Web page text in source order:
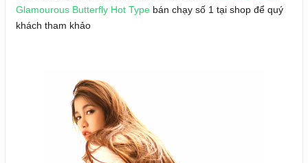
Glamourous Butterfly Hot Type bán chạy số 1 tại shop để quý
khách tham khảo